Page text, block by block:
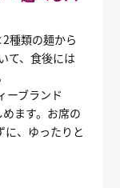
種類の麺から
て、食後には
ーブランド
めます。お席の
に、ゆったりと